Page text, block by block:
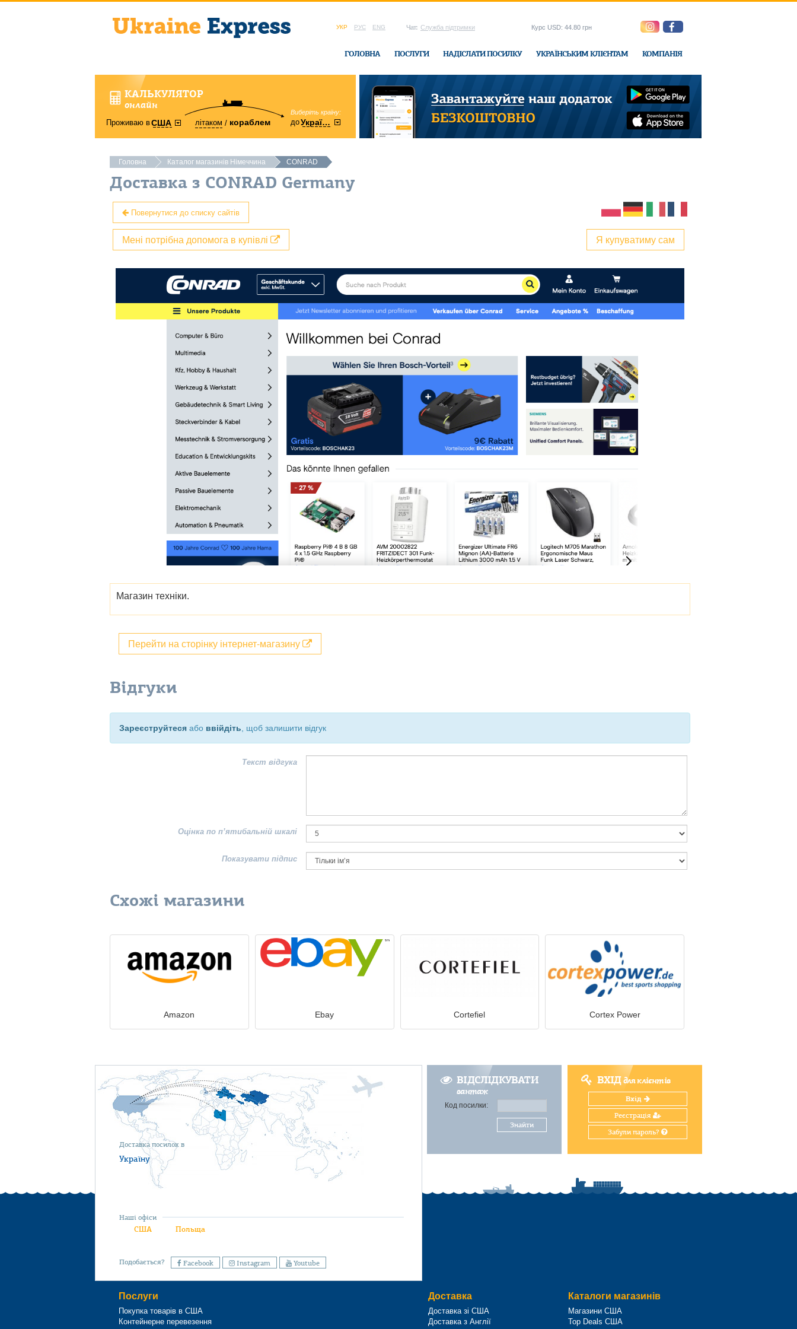
УКР РУС ENG Чат: Служба підтримки
ГОЛОВНА ПОСЛУГИ НАДІСЛАТИ ПОСИЛКУ УКРАЇНСЬКИМ КЛІЄНТАМ КОМПАНІЯ
Курс USD: 44.80 грн
КАЛЬКУЛЯТОР
онлайн
Проживаю вСША літаком кораблем
Виберіть країну:
доУкраїни
область:
Вінницька в офісі Ukraine-Express
Головна Каталог магазинів Німеччина CONRAD
Доставка з CONRAD Germany
Повернутися до списку сайтів
Я купуватиму сам
Мені потрібна допомога в купівлі
Магазин техніки.
Перейти на сторінку інтернет-магазину
Відгуки
Зареєструйтеся або ввійдіть , щоб залишити відгук
Текст відгука
Оцінка по п’ятибальній шкалі
Показувати підпис
Схожі магазини
Amazon Ebay Cortefiel Cortex Power
ВІДСЛІДКУВАТИ
вантаж
Код посилки:
Знайти
ВХІДдля клієнтів
Вхід
Реєстрація
Забули пароль?
Доставка посилок в
Україну
Наші офіси
США Польща
Подобається? Facebook Instagram Youtube
Послуги
Покупка товарів в США
Контейнерне перевезення
Доставка
Доставка зі США
Доставка з Англії
Каталоги магазинів
Магазини США
Top Deals США